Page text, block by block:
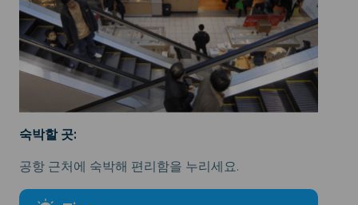
숙박할 곳:
공항 근처에 숙박해 편리함을 누리세요.